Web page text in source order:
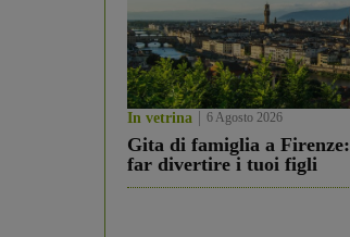
In vetrina 6 Agosto 2026
Gita di famiglia a
far divertire i tuoi figli